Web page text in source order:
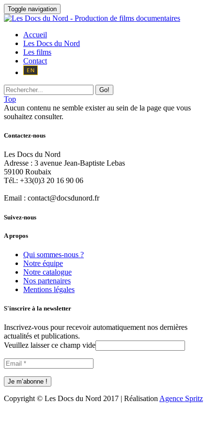
Toggle navigation
Accueil
Les Docs du Nord
Les films
Contact
Go!
Top
Aucun contenu ne semble exister au sein de la page que vous
souhaitez consulter.
Contactez-nous
Les Docs du Nord
Adresse : 3 avenue Jean-Baptiste Lebas
59100 Roubaix
Tél.: +33(0)3 20 16 90 06
Email : contact@docsdunord.fr
Suivez-nous
A propos
Qui sommes-nous ?
Notre équipe
Notre catalogue
Nos partenaires
Mentions légales
S'inscrire à la newsletter
Inscrivez-vous pour recevoir automatiquement nos dernières
actualités et publications.
Veuillez laisser ce champ vide
Copyright © Les Docs du Nord 2017 | Réalisation Agence Spritz